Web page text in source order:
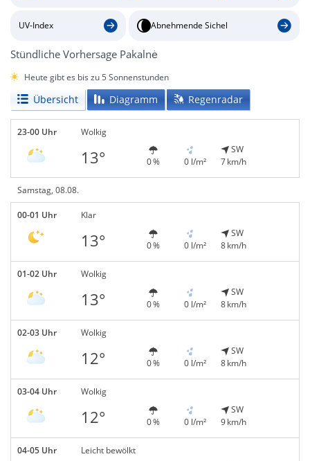
UV-Index Abnehmende Sichel
Stündliche Vorhersage Pakalnė
Heute gibt es bis zu 5 Sonnenstunden
Übersicht Diagramm Regenradar
23-00 Uhr Wolkig
13° 0 % 0 l/m²
SW
7 km/h
Samstag, 08.08.
00-01 Uhr Klar
13° 0 % 0 l/m²
SW
8 km/h
01-02 Uhr Wolkig
13° 0 % 0 l/m²
SW
8 km/h
02-03 Uhr Wolkig
12° 0 % 0 l/m²
SW
8 km/h
03-04 Uhr Wolkig
12° 0 % 0 l/m²
SW
9 km/h
04-05 Uhr Leicht bewölkt